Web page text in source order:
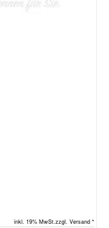
inkl. 19% MwSt.zzgl. Versand *